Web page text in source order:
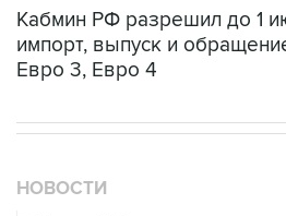
Кабмин РФ разрешил до 1
импорт, выпуск и
Евро 3, Евро 4
НОВОСТИ